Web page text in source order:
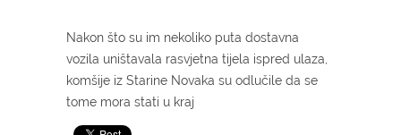
Nakon što su im nekoliko puta dostavna
vozila uništavala rasvjetna tijela ispred ulaza,
komšije iz Starine Novaka su odlučile da se
tome mora stati u kraj